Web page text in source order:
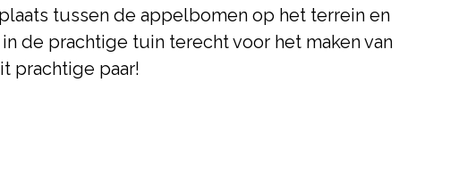
tussen de appelbomen op het terrein en
de prachtige tuin terecht voor het maken van
prachtige paar!